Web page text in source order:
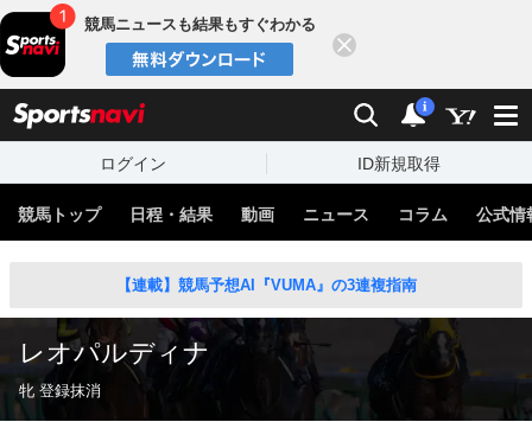
競馬ニュースも結果もすぐわかる
検索 通知
i
ログイン ID新規取得
競馬トップ 日程・結果 動画 ニュース コラム 公式情
【連載】競馬予想AI『VUMA』の3連複指南
レオパルディナ
牝 登録抹消